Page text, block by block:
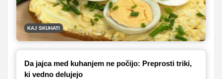
KAJ SKUHATI
Da jajca med kuhanjem ne počijo: Preprosti triki,
ki vedno delujejo